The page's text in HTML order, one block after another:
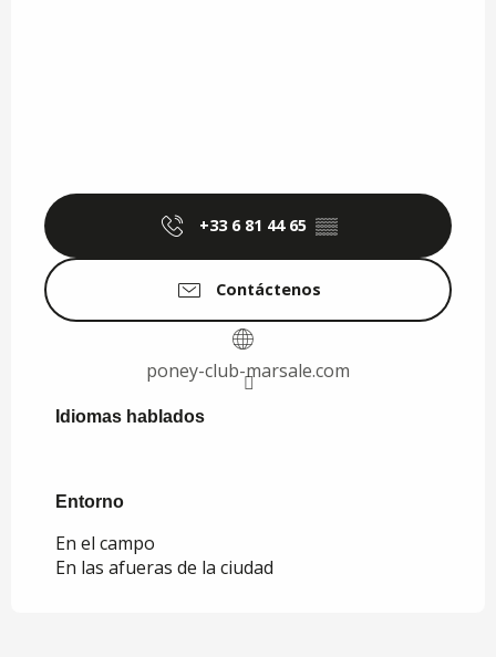
+33 6 81 44 65 ▒▒
Contáctenos
poney-club-marsale.com
Idiomas hablados
Idiomas hablados
Entorno
Entorno
En el campo
En las afueras de la ciudad